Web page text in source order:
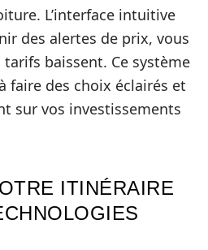
L’interface intuitive
des alertes de prix, vous
baissent. Ce système
faire des choix éclairés et
sur vos investissements
ITINÉRAIRE